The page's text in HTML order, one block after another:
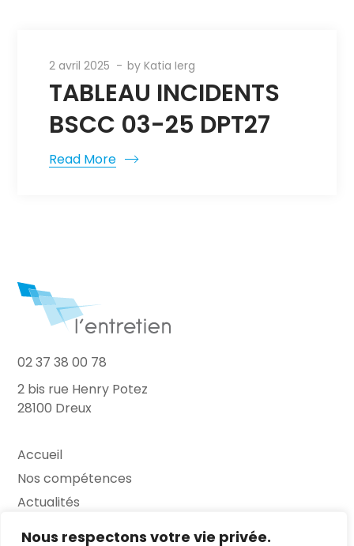
Nous respectons votre vie privée.
2 avril 2025 byKatia Ierg
TABLEAU INCIDENTS
BSCC 03-25 DPT27
Read More
02 37 38 00 78
2 bis rue Henry Potez
28100 Dreux
Accueil
Nos compétences
Actualités